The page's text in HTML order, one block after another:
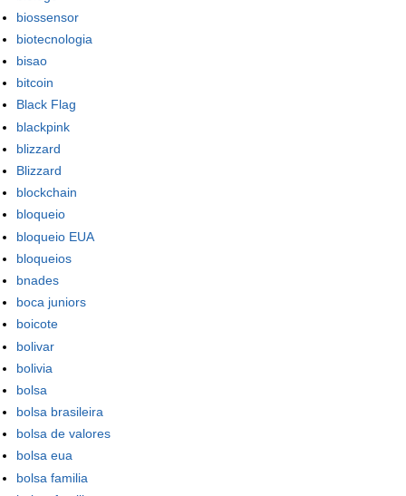
biossensor
biotecnologia
bisao
bitcoin
Black Flag
blackpink
blizzard
Blizzard
blockchain
bloqueio
bloqueio EUA
bloqueios
bnades
boca juniors
boicote
bolivar
bolivia
bolsa
bolsa brasileira
bolsa de valores
bolsa eua
bolsa familia